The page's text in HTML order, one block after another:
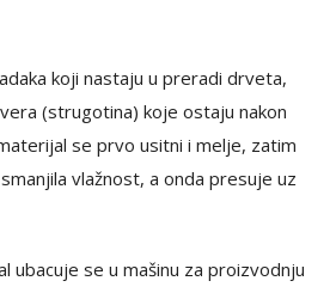
koji nastaju u preradi drveta,
(strugotina) koje ostaju nakon
se prvo usitni i melje, zatim
vlažnost, a onda presuje uz
ubacuje se u mašinu za proizvodnju